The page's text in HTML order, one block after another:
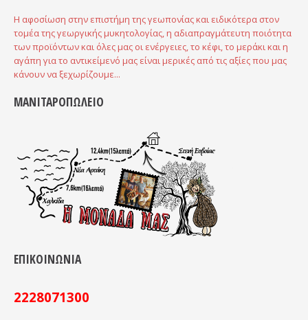
Η αφοσίωση στην επιστήμη της γεωπονίας και ειδικότερα στον
τομέα της γεωργικής μυκητολογίας, η αδιαπραγμάτευτη ποιότητα
των προϊόντων και όλες μας οι ενέργειες, το κέφι, το μεράκι και η
αγάπη για το αντικείμενό μας είναι μερικές από τις αξίες που μας
κάνουν να ξεχωρίζουμε...
ΜΑΝΙΤΑΡΟΠΩΛΕΙΟ
ΕΠΙΚΟΙΝΩΝΙΑ
2228071300